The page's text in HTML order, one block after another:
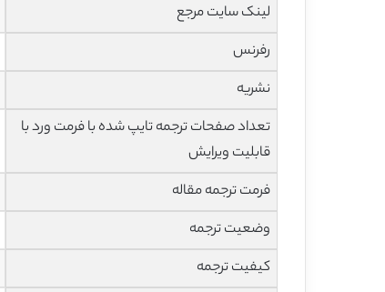
لینک سایت مرجع
رفرنس
نشریه
تعداد صفحات ترجمه تایپ شده با فرمت ورد با
قابلیت ویرایش
فرمت ترجمه مقاله
وضعیت ترجمه
کیفیت ترجمه